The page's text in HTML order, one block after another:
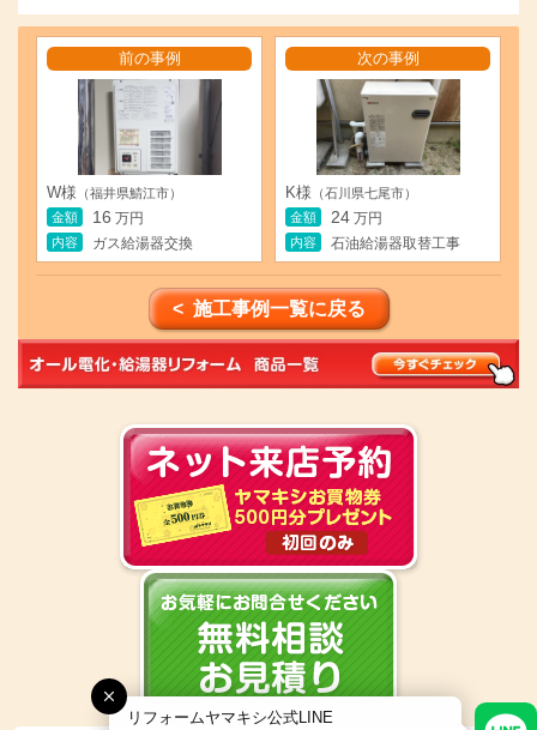
前の事例
W様 （福井県鯖江市）
金額
16 万円
内容
ガス給湯器交換
次の事例
K様 （石川県七尾市）
金額
24 万円
内容
石油給湯器取替工事
< 施工事例一覧に戻る
リフォームヤマキシ公式LINE